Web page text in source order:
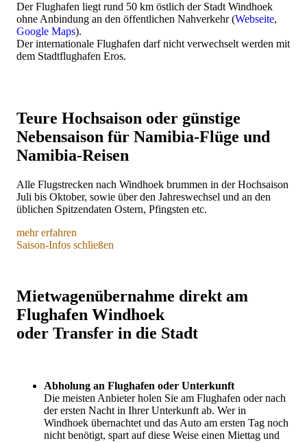
Der Flughafen liegt rund 50 km östlich der Stadt Windhoek
ohne Anbindung an den öffentlichen Nahverkehr (Webseite,
Google Maps).
Der internationale Flughafen darf nicht verwechselt werden mit
dem Stadtflughafen Eros.
Teure Hochsaison oder günstige
Nebensaison für Namibia-Flüge und
Namibia-Reisen
Alle Flugstrecken nach Windhoek brummen in der Hochsaison
Juli bis Oktober, sowie über den Jahreswechsel und an den
üblichen Spitzendaten Ostern, Pfingsten etc.
Wer günstige Preise und gute Sitze möchte, sollte gleich nach
Komplette Reisen inklusive Mietwagen und Flüge werden gern
bis zu einem Jahr im Voraus gebucht. Die besten
Möglichkeiten sind dann besonders bei den Unterkünften &
Camps schnell ausgebucht.
Infos über die besten Reisemonate für Namibia je nach Ihren
Interessen finden Sie unterBeste Reisezeit für Namibia
mehr erfahren
Saison-Infos schließen
Mietwagenübernahme direkt am
Flughafen Windhoek
oder Transfer in die Stadt
Abholung an Flughafen oder Unterkunft
Die meisten Anbieter holen Sie am Flughafen oder nach
der ersten Nacht in Ihrer Unterkunft ab. Wer in
Windhoek übernachtet und das Auto am ersten Tag noch
nicht benötigt, spart auf diese Weise einen Miettag und